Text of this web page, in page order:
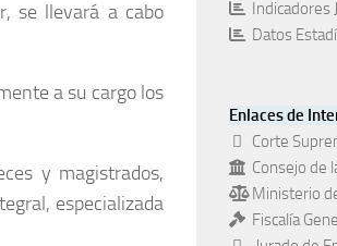
se llevará a cabo
a su cargo los
y magistrados,
especializada
Indicadores
Datos
Enlaces de
Corte
Consejo de
Ministerio
Fiscalía